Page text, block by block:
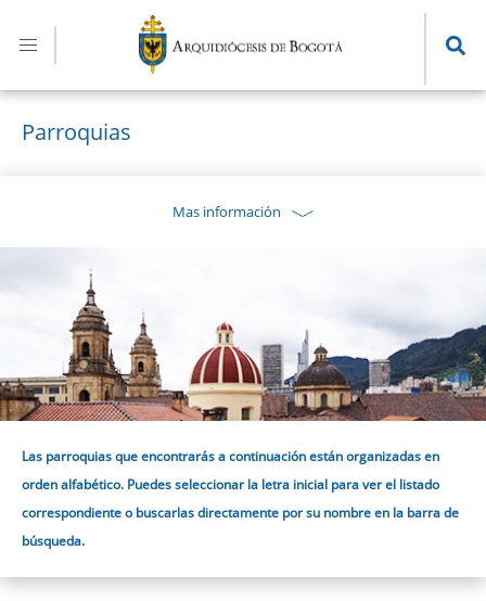
contenido
principal
Parroquias
Mas información
Las parroquias que encontrarás a continuación están organizadas en
orden alfabético. Puedes seleccionar la letra inicial para ver el listado
correspondiente o buscarlas directamente por su nombre en la barra de
búsqueda.